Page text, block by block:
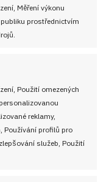
Měření výkonu
prostřednictvím
Použití omezených
reklamy,
Používání profilů pro
služeb, Použití